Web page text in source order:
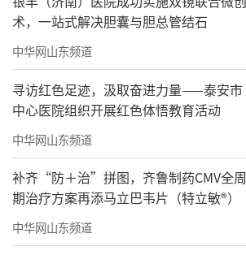
术，一站式解决胆囊与胆总管结石
中华网山东频道
寻访红色足迹，汲取奋进力量——泰安市
中心医院组织开展红色体悟教育活动
中华网山东频道
补齐“防＋治”拼图，齐鲁制药CMV全周
期治疗方案再添马立巴韦片（特立敏®）
中华网山东频道